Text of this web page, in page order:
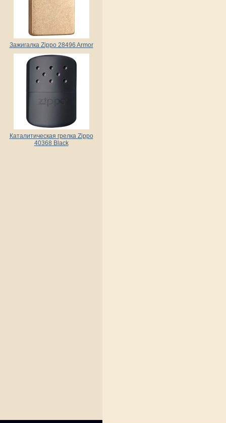
Зажигалка Zippo 28496 Armor
Каталитическая грелка Zippo
40368 Black